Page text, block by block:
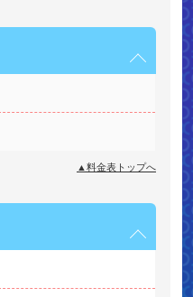
▲料金表トップへ